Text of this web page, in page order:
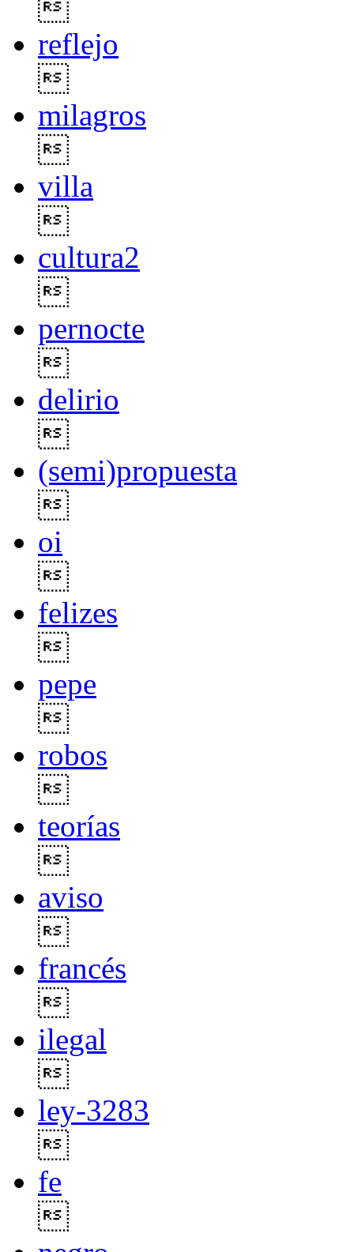
reflejo
milagros
villa
cultura2
pernocte
delirio
(semi)propuesta
oi
felizes
pepe
robos
teorías
aviso
francés
ilegal
ley-3283
fe